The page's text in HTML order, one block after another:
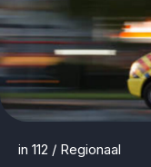
in 112 / Regionaal